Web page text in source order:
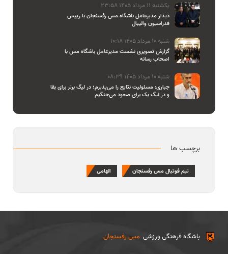
یکشنبه 11 مرداد 1405 23:58
دیدار مدیرعامل باشگاه مس رفسنجان با رییس
فدراسیون والیبال
شنبه 10 مرداد 1405 10:18
گزارش تصویری نشست مدیرعامل باشگاه مس با
اصحاب رسانه
شنبه 10 مرداد 1405 08:39
جباری: مسئولیت نتایج را می‌پذیرم؛ در لیگ برتر برای بقا
و در لیگ یک برای صعود می‌جنگیم
برچسب ها
تیم فوتبال مس رفسنجان الهامی
مس رفسنجان باشگاه فرهنگی ورزشی